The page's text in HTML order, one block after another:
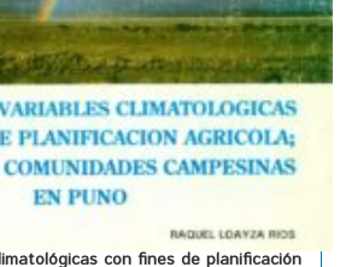
con fines de planificación